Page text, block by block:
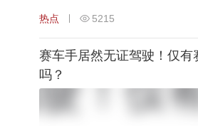
热点 5215
赛车手居然无证驾驶！仅有
吗？